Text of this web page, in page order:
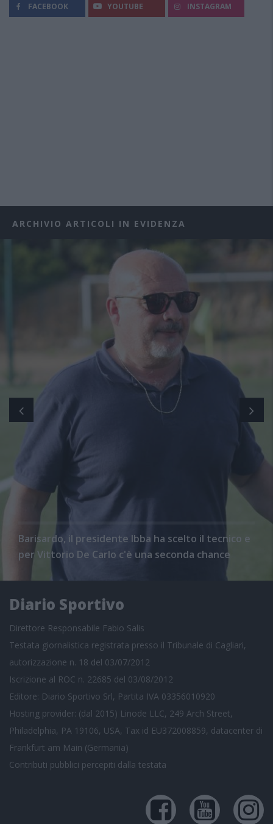
FACEBOOK YOUTUBE INSTAGRAM
ARCHIVIO ARTICOLI IN EVIDENZA
Barisardo, il presidente Ibba ha scelto il tecnico e
per Vittorio De Carlo c'è una seconda chance
Diario Sportivo
Direttore Responsabile Fabio Salis
Testata giornalistica registrata presso il Tribunale di Cagliari,
autorizzazione n. 18 del 03/07/2012
Iscrizione al ROC n. 22685 del 03/08/2012
Editore: Diario Sportivo Srl, Partita IVA 03356010920
Hosting provider: (dal 2015) Linode LLC, 249 Arch Street,
Philadelphia, PA 19106, USA, Tax id EU372008859, datacenter di
Frankfurt am Main (Germania)
Contributi pubblici percepiti dalla testata